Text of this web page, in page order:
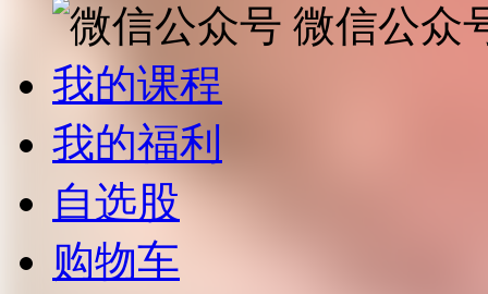
微信公众
我的课程
我的福利
自选股
购物车